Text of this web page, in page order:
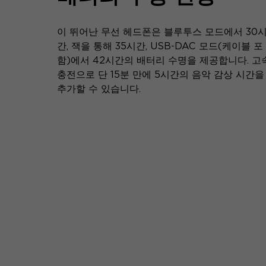
이 뛰어난 무선 헤드폰은 블루투스 모드에서 30
간, 잭을 통해 35시간, USB-DAC 모드(케이블 포
함)에서 42시간의 배터리 수명을 제공합니다. 고
충전으로 단 15분 만에 5시간의 음악 감상 시간을
추가할 수 있습니다.